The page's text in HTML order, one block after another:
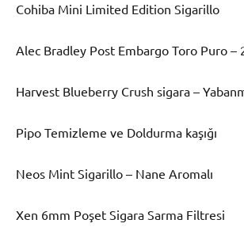
Cohiba Mini Limited Edition Sigarillo
Alec Bradley Post Embargo Toro Puro –
Harvest Blueberry Crush sigara –
Pipo Temizleme ve Doldurma kaşığı
Neos Mint Sigarillo – Nane Aromalı
Xen 6mm Poşet Sigara Sarma Filtresi